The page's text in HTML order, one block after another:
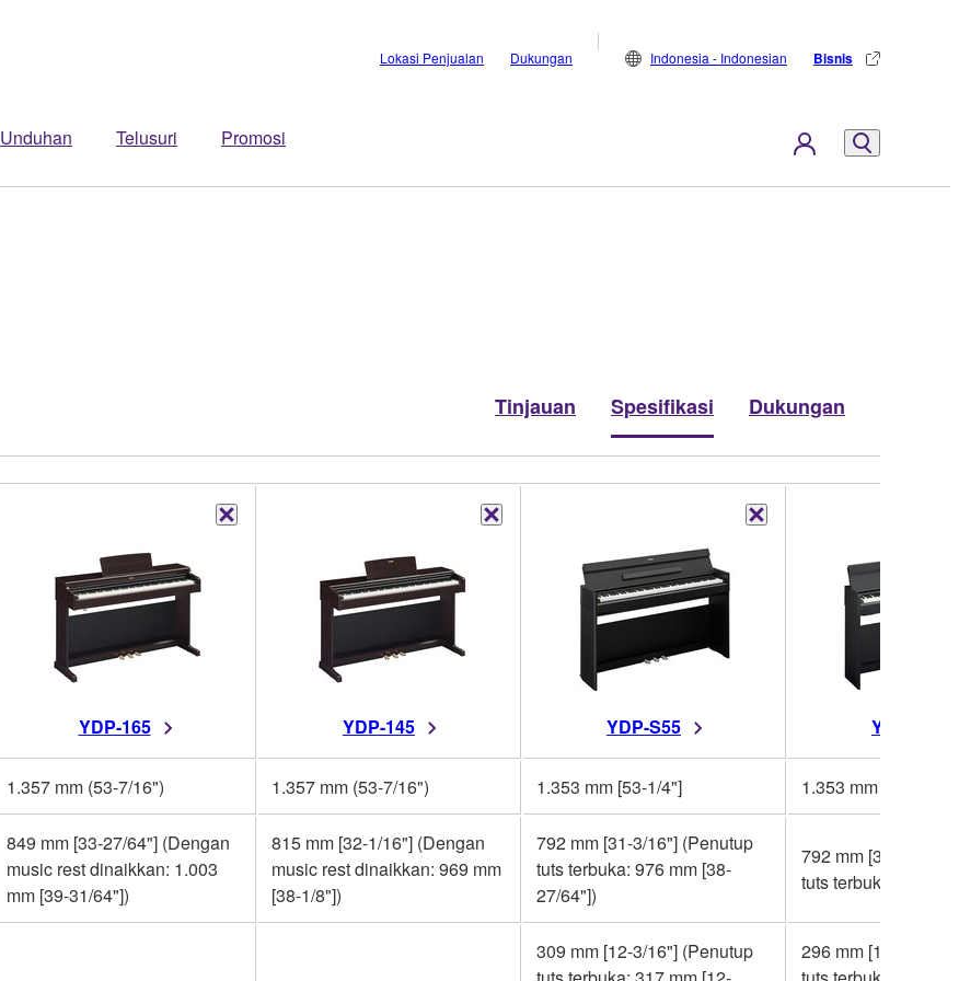
Unduhan Telusuri Promosi
Lokasi Penjualan Dukungan Indonesia - Indonesian Bisnis
Tinjauan Spesifikasi Dukungan
YDP-165 YDP-145 YDP-S55 YDP-S35
1.357 mm (53-7/16") 1.357 mm (53-7/16") 1.353 mm [53-1/4"] 1.353 mm [53-1/4"]
849 mm [33-27/64"] (Dengan
music rest dinaikkan: 1.003
mm [39-31/64"])
815 mm [32-1/16"] (Dengan
music rest dinaikkan: 969 mm
[38-1/8"])
792 mm [31-3/16"] (Penutup
tuts terbuka: 976 mm [38-
27/64"])
792 mm [31-3/16"]
tuts terbuka: 968
309 mm [12-3/16"] (Penutup
296 mm [11-5/8"]